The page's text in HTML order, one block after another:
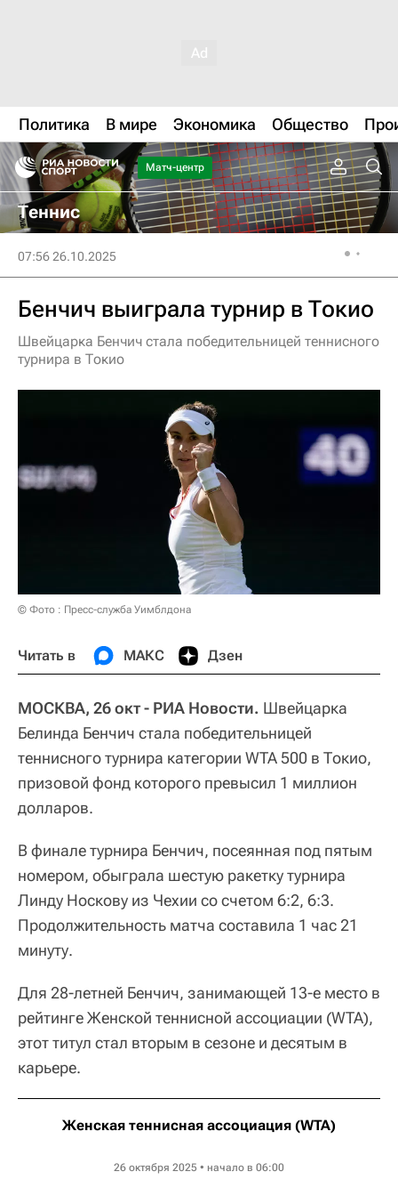
Политика В мире Экономика Общество
Матч-центр
Теннис
07:56 26.10.2025
Бенчич выиграла турнир в Токио
Швейцарка Бенчич стала победительницей теннисного
турнира в Токио
© Фото : Пресс-служба Уимблдона
Читать в МАКС Дзен
МОСКВА, 26 окт - РИА Новости. Швейцарка
Белинда Бенчич стала победительницей
теннисного турнира категории WTA 500 в Токио,
призовой фонд которого превысил 1 миллион
долларов.
В финале турнира Бенчич, посеянная под пятым
номером, обыграла шестую ракетку турнира
Линду Носкову из Чехии со счетом 6:2, 6:3.
Продолжительность матча составила 1 час 21
минуту.
Для 28-летней Бенчич, занимающей 13-е место в
рейтинге Женской теннисной ассоциации (WTA),
этот титул стал вторым в сезоне и десятым в
карьере.
Женская теннисная ассоциация (WTA)
26 октября 2025 • начало в 06:00